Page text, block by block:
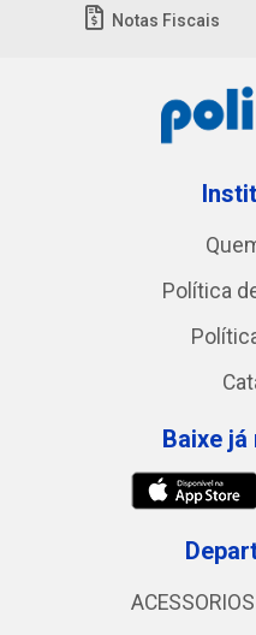
Notas Fiscais
Política
Baixe já